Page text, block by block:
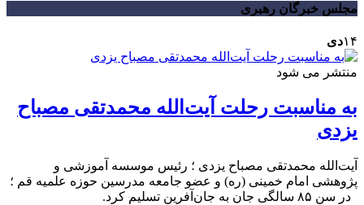
مجلس خبرگان رهبری
۱۴دی
منتشر می شود
به مناسبت رحلت آیت‌الله محمدتقی مصباح
یزدی
آیت‌الله محمدتقی مصباح یزدی ؛ رئیس موسسه آموزشی و
پژوهشی امام خمینی (ره) و عضو جامعه مدرسین حوزه علمیه قم ؛
در سن ۸۵ سالگی جان به جان‌آفرین تسلیم کرد.